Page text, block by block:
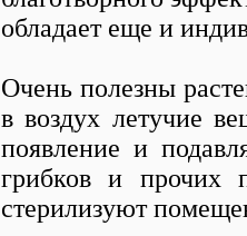
обладает еще и
Очень полезны
в воздух летучие
появление и
грибков и прочих
стерилизуют